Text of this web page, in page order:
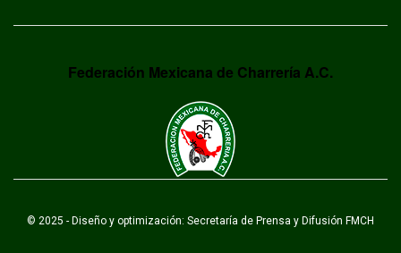
Federación Mexicana de Charrería A.C.
© 2025 - Diseño y optimización: Secretaría de Prensa y Difusión FMCH